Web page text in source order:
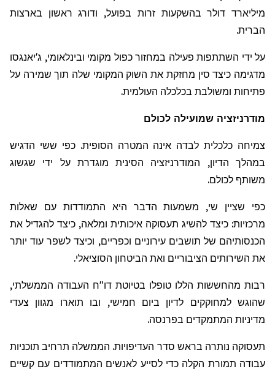
מיליארד דולר בהשקעות זרות בפועל, ודורג ראשון בארצות
הברית.
על ידי השתתפות פעילה במחזור כפול מקומי ובינלאומי, ג'יאנגסו
מדגימה כיצד סין מחזקת את השוק המקומי שלה תוך שמירה על
פתיחות ומשולבת בכלכלה העולמית.
מודרניזציה שמועילה לכולם
צמיחה כלכלית לבדה אינה המטרה הסופית. כפי ששי הדגיש
במהלך הדיון, המודרניזציה הסינית מוגדרת על ידי שגשוג
משותף לכולם.
כפי שציין שי, משמעות הדבר היא התמודדות עם שאלות
מרכזיות: כיצד להשיג תעסוקה איכותית ומלאה, כיצד להגדיל את
הכנסותיהם של תושבים עירוניים וכפריים, וכיצד לשפר עוד יותר
את השירותים הציבוריים ואת הביטחון הסוציאלי.
רבות מהחששות הללו טופלו בטיוטת דו"ח העבודה הממשלתי,
שהוגש למחוקקים לדיון ביום חמישי, ובו תוארו מגוון צעדי
מדיניות המתמקדים בפרנסה.
תעסוקה נותרה בראש סדר העדיפויות. הממשלה תרחיב תוכניות
עבודה תמורת הקלה כדי לסייע לאנשים המתמודדים עם קשיים